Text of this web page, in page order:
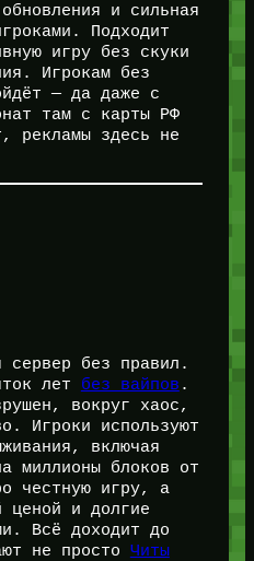
и сильная
Подходит
игру без скуки
Игрокам без
— да даже с
там с карты РФ
рекламы здесь не
сервер без правил.
лет без вайпов .
вокруг хаос,
Игроки используют
включая
миллионы блоков от
честную игру, а
ценой и долгие
Всё доходит до
не просто Читы